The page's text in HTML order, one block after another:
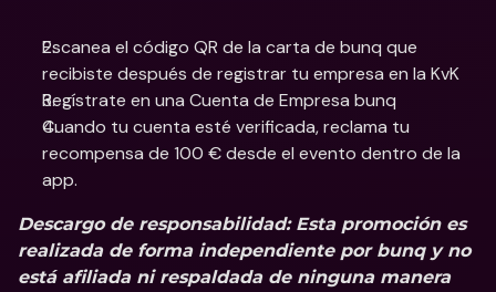
Escanea el código QR de la carta de bunq que
recibiste después de registrar tu empresa en la KvK
Regístrate en una Cuenta de Empresa bunq
Cuando tu cuenta esté verificada, reclama tu
recompensa de 100 € desde el evento dentro de la
app.
Descargo de responsabilidad: Esta promoción es
realizada de forma independiente por bunq y no
está afiliada ni respaldada de ninguna manera